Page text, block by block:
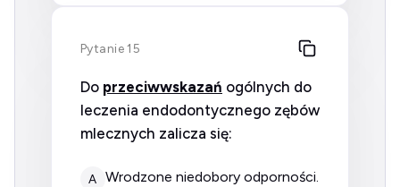
Pytanie 15
Do przeciwwskazań ogólnych do
leczenia endodontycznego zębów
mlecznych zalicza się:
A wrodzone niedobory odporności.